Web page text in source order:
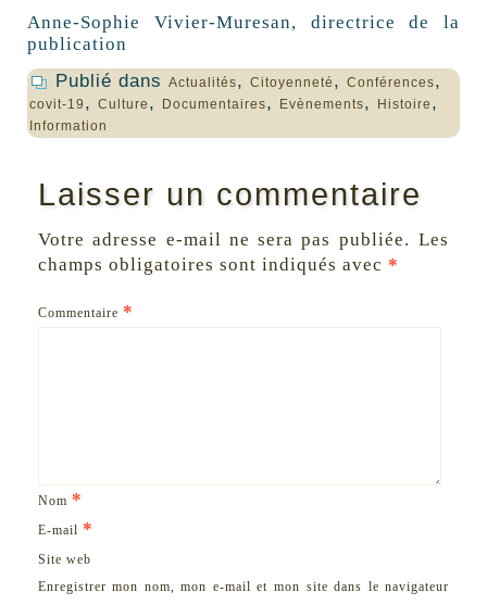
Anne-Sophie Vivier-Muresan, directrice de la
publication
Publié dans Actualités, Citoyenneté , Conférences,
covit-19 , Culture , Documentaires, Evènements, Histoire ,
Information
Laisser un commentaire
Votre adresse e-mail ne sera pas publiée. Les
champs obligatoires sont indiqués avec *
Commentaire *
Nom *
E-mail *
Site web
Enregistrer mon nom, mon e-mail et mon site dans le navigateur